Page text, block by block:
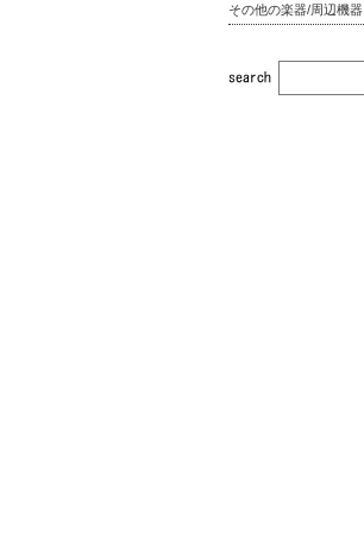
その他の楽器/周辺機器